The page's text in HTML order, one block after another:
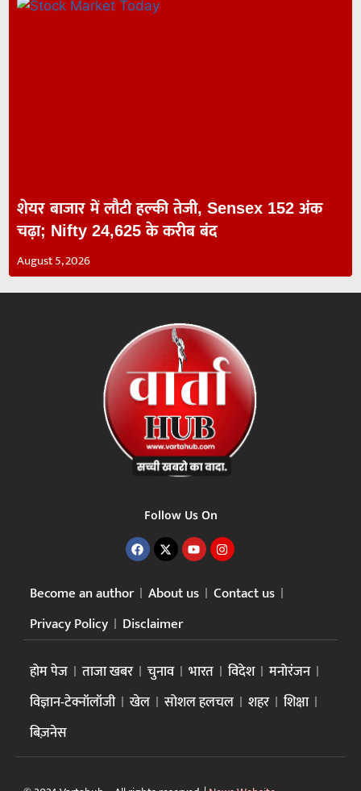
शेयर बाजार में लौटी हल्की तेजी, Sensex 152 अंक
चढ़ा; Nifty 24,625 के करीब बंद
August 5, 2026
Follow Us On
Become an author About us
Contact us
Privacy Policy
Disclaimer
होम पेज ताजा खबर चुनाव भारत विदेश
मनोरंजन
विज्ञान-टेक्नॉलॉजी
खेल सोशल हलचल शहर
शिक्षा
बिज़नेस